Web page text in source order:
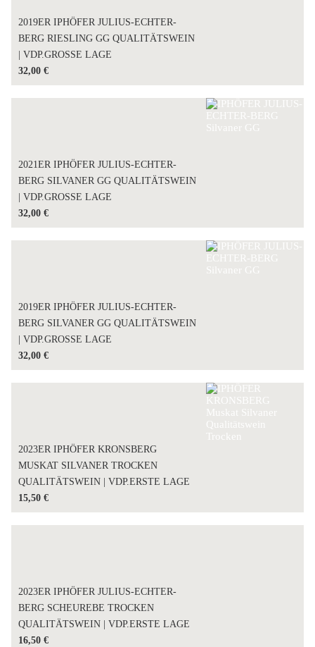
2019ER IPHÖFER JULIUS-ECHTER-
BERG RIESLING GG QUALITÄTSWEIN
| VDP.GROSSE LAGE
32,00€
2021ER IPHÖFER JULIUS-ECHTER-
BERG SILVANER GG QUALITÄTSWEIN
| VDP.GROSSE LAGE
32,00€
2019ER IPHÖFER JULIUS-ECHTER-
BERG SILVANER GG QUALITÄTSWEIN
| VDP.GROSSE LAGE
32,00€
2023ER IPHÖFER KRONSBERG
MUSKAT SILVANER TROCKEN
QUALITÄTSWEIN | VDP.ERSTE LAGE
15,50€
2023ER IPHÖFER JULIUS-ECHTER-
BERG SCHEUREBE TROCKEN
QUALITÄTSWEIN | VDP.ERSTE LAGE
16,50€